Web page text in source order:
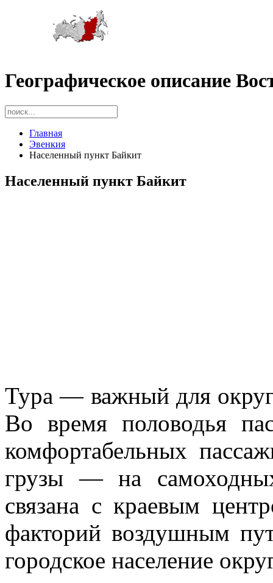
Географическое описание
Главная
Эвенкия
Населенный пункт Байкит
Населенный пункт Байкит
Тура — важный для
Во время половодья
комфор­табельных
грузы — на
связана с краевым
факто­рий воздушным
городское население